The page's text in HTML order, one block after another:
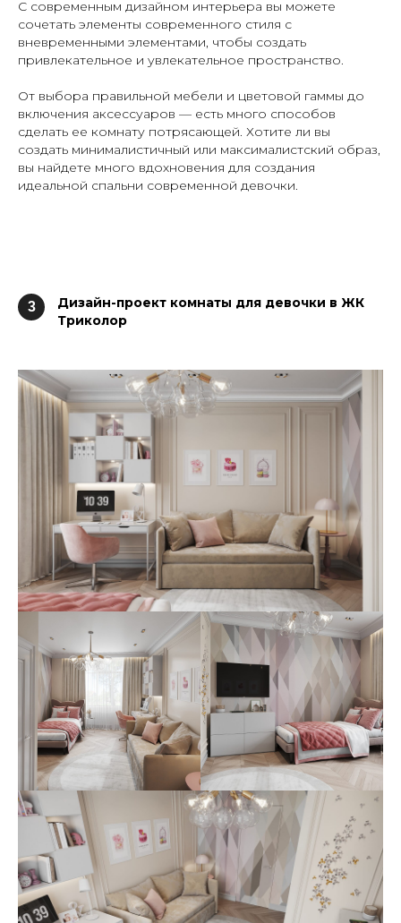
С современным дизайном интерьера вы можете
сочетать элементы современного стиля с
вневременными элементами, чтобы создать
привлекательное и увлекательное пространство.
От выбора правильной мебели и цветовой гаммы до
включения аксессуаров — есть много способов
сделать ее комнату потрясающей. Хотите ли вы
создать минималистичный или максималистский образ,
вы найдете много вдохновения для создания
идеальной спальни современной девочки.
3 Дизайн-проект комнаты для девочки в ЖК
Триколор